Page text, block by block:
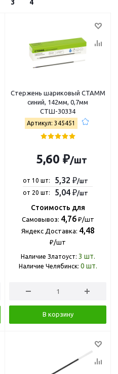
3 4
Стержень шариковый СТАММ
синий, 142мм, 0,7мм
СТШ-30334
Артикул: 345451
5,60 ₽/шт
от 10 шт: 5,32 ₽/шт
от 20 шт:
5,04 ₽/шт
Стоимость для
Самовывоз: 4,76₽/шт
Яндекс Доставка: 4,48
₽/шт
Наличие Златоуст: 3 шт.
Наличие Челябинск: 0 шт.
В корзину